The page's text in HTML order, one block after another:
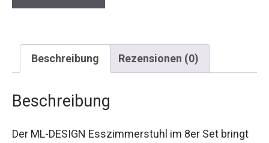
Beschreibung Rezensionen (0)
Beschreibung
Der ML-DESIGN Esszimmerstuhl im 8er Set bringt